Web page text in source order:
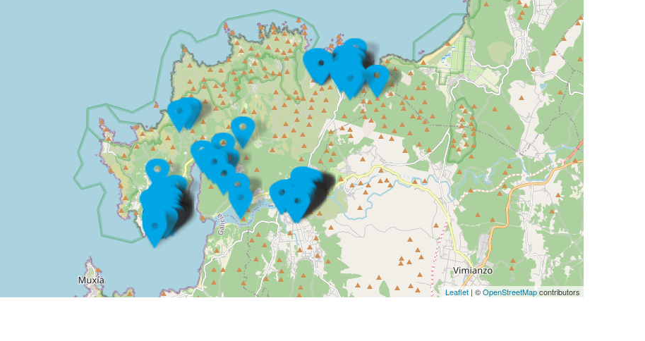
Leaflet | ©OpenStreetMapcontributors